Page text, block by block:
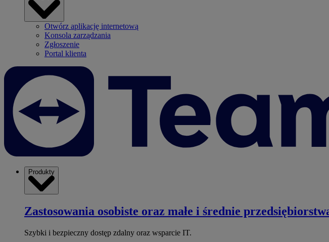
Otwórz aplikację internetową
Konsola zarządzania
Zgłoszenie
Portal klienta
Produkty
Zastosowania osobiste oraz małe i średnie
Szybki i bezpieczny dostęp zdalny oraz wsparcie IT.